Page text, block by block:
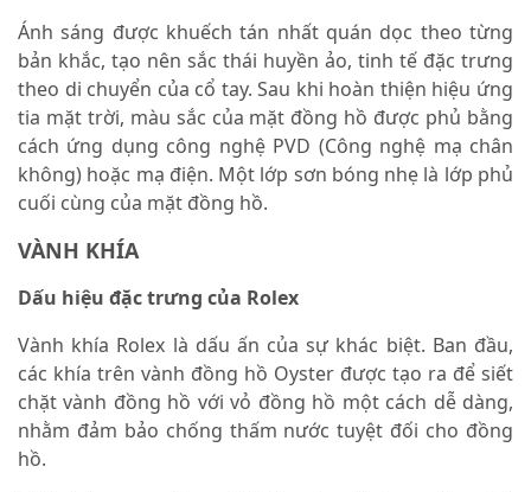
Ánh sáng được khuếch tán nhất quán dọc theo từng
bản khắc, tạo nên sắc thái huyền ảo, tinh tế đặc trưng
theo di chuyển của cổ tay. Sau khi hoàn thiện hiệu ứng
tia mặt trời, màu sắc của mặt đồng hồ được phủ bằng
cách ứng dụng công nghệ PVD (Công nghệ mạ chân
không) hoặc mạ điện. Một lớp sơn bóng nhẹ là lớp phủ
cuối cùng của mặt đồng hồ.
VÀNH KHÍA
Dấu hiệu đặc trưng của Rolex
Vành khía Rolex là dấu ấn của sự khác biệt. Ban đầu,
các khía trên vành đồng hồ Oyster được tạo ra để siết
chặt vành đồng hồ với vỏ đồng hồ một cách dễ dàng,
nhằm đảm bảo chống thấm nước tuyệt đối cho đồng
hồ.